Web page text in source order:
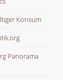
Konsum
Panorama